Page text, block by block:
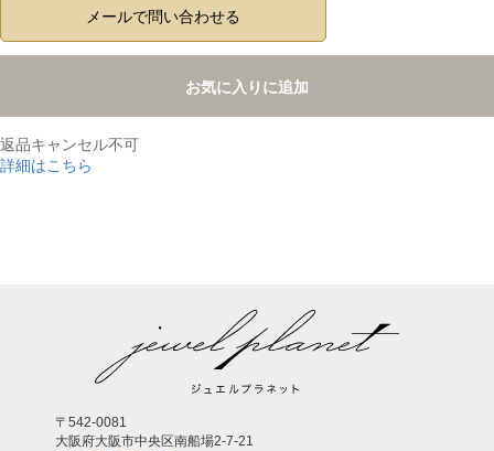
メールで問い合わせる
お気に入りに追加
返品キャンセル不可
詳細はこちら
〒542-0081
大阪府大阪市中央区南船場2-7-21